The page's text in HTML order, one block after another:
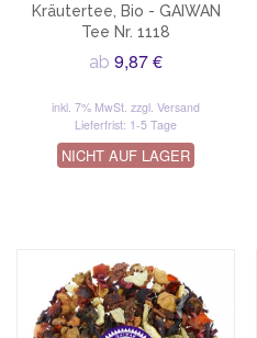
Kräutertee, Bio - GAIWAN
Tee Nr. 1118
ab9,87 €
inkl. 7% MwSt.zzgl. Versand
Lieferfrist: 1-5 Tage
NICHT AUF LAGER